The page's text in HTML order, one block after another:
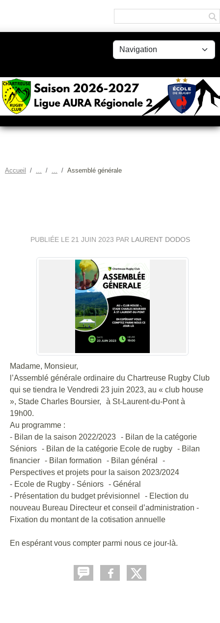
Accueil Assemblé générale
PUBLIÉE LE 21 JUIN 2023 PAR LAURENT DODOS
Madame, Monsieur,
l’Assemblé générale ordinaire du Chartreuse Rugby Club
qui se tiendra le Vendredi 23 juin 2023, au « club house
», Stade Charles Boursier, à St-Laurent-du-Pont à
19h00.
Au programme :
- Bilan de la saison 2022/2023 - Bilan de la catégorie
Séniors - Bilan de la catégorie Ecole de rugby - Bilan
financier - Bilan formation - Bilan général -
Perspectives et projets pour la saison 2023/2024
- Ecole de Rugby - Séniors - Général
- Présentation du budget prévisionnel - Election du
nouveau Bureau Directeur et conseil d’administration -
Fixation du montant de la cotisation annuelle
En espérant vous compter parmi nous ce jour-là.